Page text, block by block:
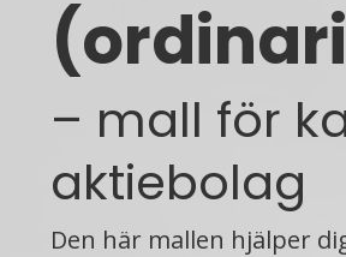
– mall för
aktiebolag
Den här mallen hjälper